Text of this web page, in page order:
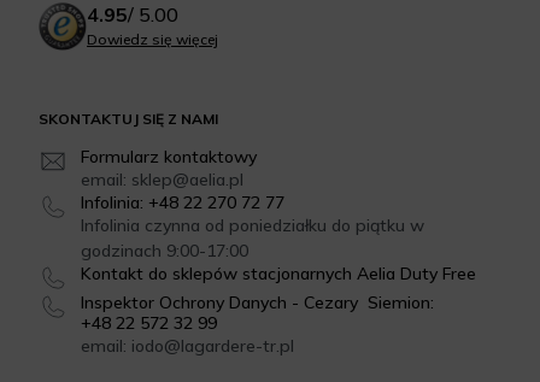
SKONTAKTUJ SIĘ Z NAMI
Formularz kontaktowy
email: sklep@aelia.pl
Infolinia: +48 22 270 72 77
Infolinia czynna od poniedziałku do piątku w
godzinach 9:00-17:00
Kontakt do sklepów stacjonarnych Aelia Duty Free
Inspektor Ochrony Danych - Cezary Siemion:
+48 22 572 32 99
email: iodo@lagardere-tr.pl
4.95/ 5.00
Dowiedz się więcej